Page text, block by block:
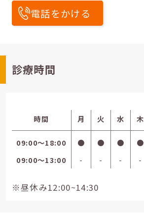
電話をかける
診療時間
時間 月 火 水 木
09:00〜18:00 ● ● ● ●
09:00〜13:00
- - - -
※昼休み12:00~14:30